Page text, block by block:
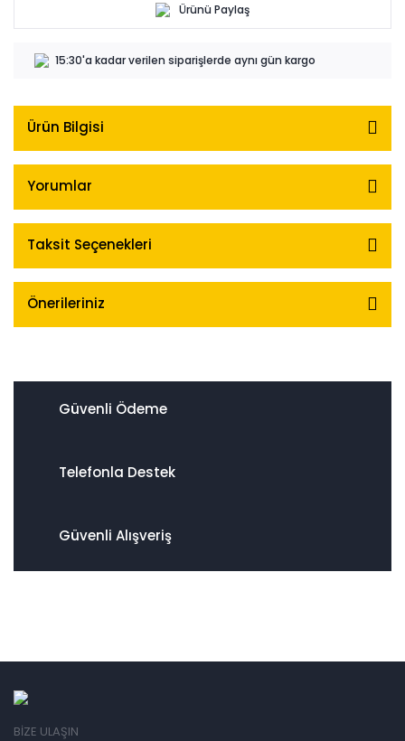
Ürünü Paylaş
15:30'a kadar verilen siparişlerde aynı gün kargo
Ürün Bilgisi
Yorumlar
Taksit Seçenekleri
Önerileriniz
Güvenli Ödeme
Telefonla Destek
Güvenli Alışveriş
BİZE ULAŞIN